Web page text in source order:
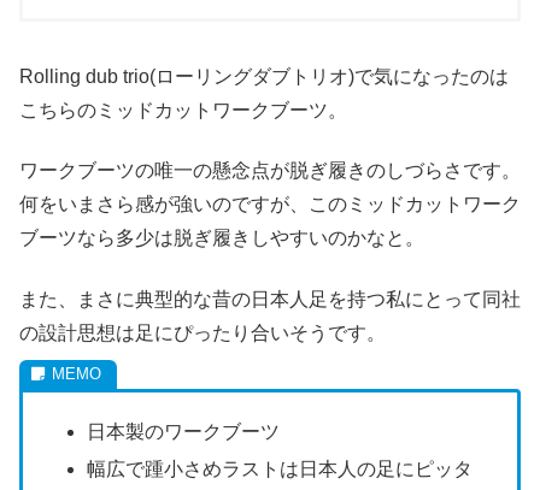
Rolling dub trio(ローリングダブトリオ)で気になったのは
こちらのミッドカットワークブーツ。
ワークブーツの唯一の懸念点が脱ぎ履きのしづらさです。
何をいまさら感が強いのですが、このミッドカットワーク
ブーツなら多少は脱ぎ履きしやすいのかなと。
また、まさに典型的な昔の日本人足を持つ私にとって同社
の設計思想は足にぴったり合いそうです。
日本製のワークブーツ
幅広で踵小さめラストは日本人の足にピッタ